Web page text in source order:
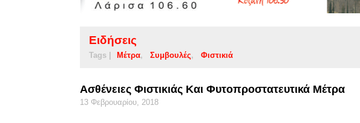
Ειδήσεις
Tags | Μέτρα Συμβουλές Φιστικιά
Ασθένειες Φιστικιάς Και Φυτοπροστατευτικά Μέτρα
13 Φεβρουαρίου, 2018